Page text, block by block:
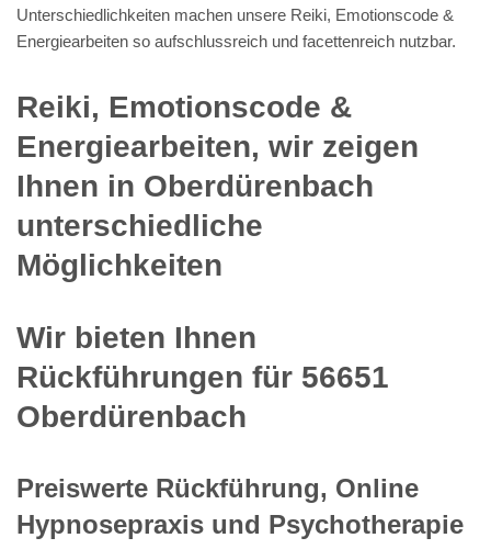
Unterschiedlichkeiten machen unsere Reiki, Emotionscode &
Energiearbeiten so aufschlussreich und facettenreich nutzbar.
Reiki, Emotionscode &
Energiearbeiten, wir zeigen
Ihnen in Oberdürenbach
unterschiedliche
Möglichkeiten
Wir bieten Ihnen
Rückführungen für 56651
Oberdürenbach
Preiswerte Rückführung, Online
Hypnosepraxis und Psychotherapie